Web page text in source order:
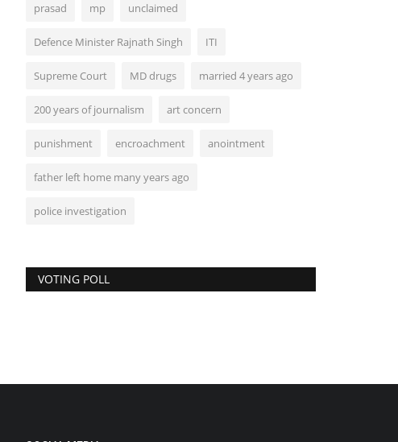
prasad mp unclaimed
Defence Minister Rajnath Singh ITI
Supreme Court MD drugs married 4 years ago
200 years of journalism art concern
punishment encroachment anointment
father left home many years ago
police investigation
VOTING POLL